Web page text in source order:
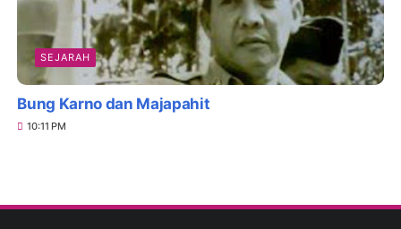
SEJARAH
Bung Karno dan Majapahit
10:11 PM